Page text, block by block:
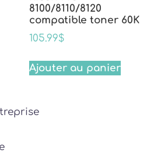
8100/8110/8120
compatible toner 60K
105.99$
Ajouter au panier